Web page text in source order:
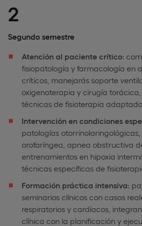
2
Segundo semestre
Atención al paciente crítico:
fisiopatología y farmacología en
críticos, manejarás soporte
oxigenoterapia y cirugía
técnicas de fisioterapia
Intervención en condiciones
patologías
orofaríngea, apnea obstructiva
entrenamientos en hipoxia
técnicas específicas de
Formación práctica intensiva:
seminarios clínicos con casos
respiratorios y cardíacos,
clínica con la planificación y